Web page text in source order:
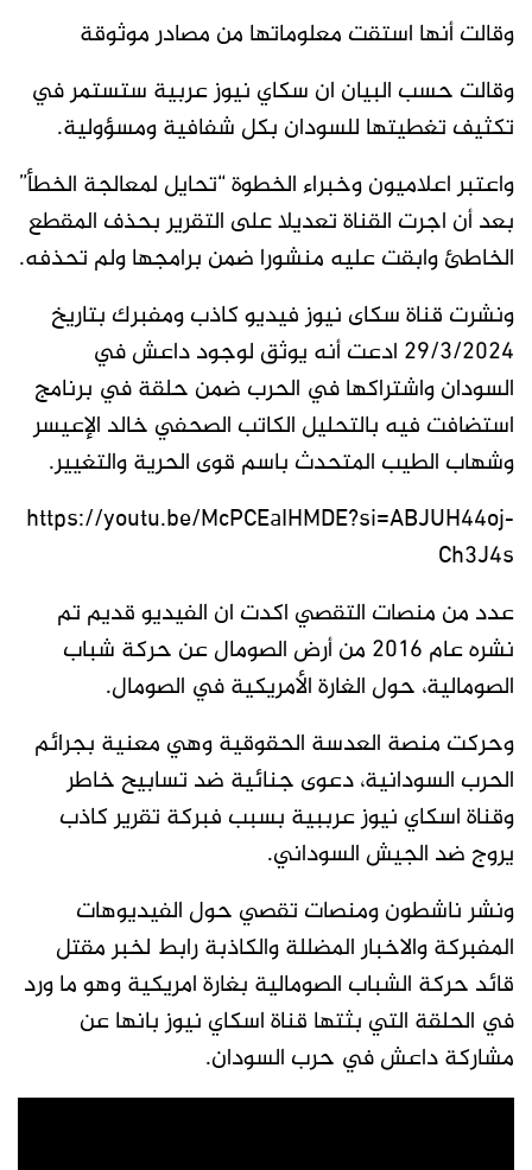
وقالت أنها استقت معلوماتها من مصادر موثوقة
وقالت حسب البيان ان سكاي نيوز عربية ستستمر في
تكثيف تغطيتها للسودان بكل شفافية ومسؤولية.
واعتبر اعلاميون وخبراء الخطوة “تحايل لمعالجة الخطأ”
بعد أن اجرت القناة تعديلا على التقرير بحذف المقطع
الخاطئ وابقت عليه منشورا ضمن برامجها ولم تحذفه.
ونشرت قناة سكاى نيوز فيديو كاذب ومفبرك بتاريخ
29/3/2024 ادعت أنه يوثق لوجود داعش في
السودان واشتراكها في الحرب ضمن حلقة في برنامج
استضافت فيه بالتحليل الكاتب الصحفي خالد الإعيسر
وشهاب الطيب المتحدث باسم قوى الحرية والتغيير.
https://youtu.be/McPCEaIHMDE?si=ABJUH44oj-
Ch3J4s
عدد من منصات التقصي اكدت ان الفيديو قديم تم
نشره عام 2016 من أرض الصومال عن حركة شباب
الصومالية، حول الغارة الأمريكية في الصومال.
وحركت منصة العدسة الحقوقية وهي معنية بجرائم
الحرب السودانية، دعوى جنائية ضد تسابيح خاطر
وقناة اسكاي نيوز عرببية بسبب فبركة تقرير كاذب
يروج ضد الجيش السوداني.
ونشر ناشطون ومنصات تقصي حول الفيديوهات
المفبركة والاخبار المضللة والكاذبة رابط لخبر مقتل
قائد حركة الشباب الصومالية بغارة امريكية وهو ما ورد
في الحلقة التي بثتها قناة اسكاي نيوز بانها عن
مشاركة داعش في حرب السودان.